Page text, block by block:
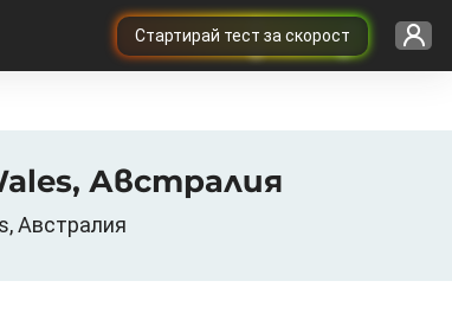
Cтартирай тест за скорост
Австралия
Австралия